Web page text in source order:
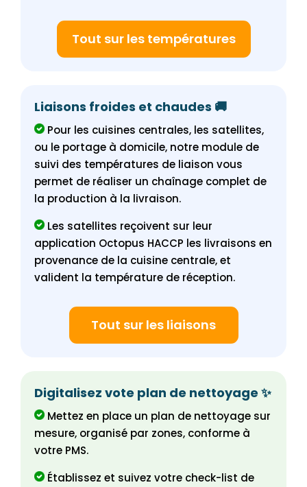
Tout sur les températures
Liaisons froides et chaudes 🚚
Pour les cuisines centrales, les satellites,
ou le portage à domicile, notre module de
suivi des températures de liaison vous
permet de réaliser un chaînage complet de
la production à la livraison.
Les satellites reçoivent sur leur
application Octopus HACCP les livraisons en
provenance de la cuisine centrale, et
valident la température de réception.
Tout sur les liaisons
Digitalisez vote plan de nettoyage ✨
Mettez en place un plan de nettoyage sur
mesure, organisé par zones, conforme à
votre PMS.
Établissez et suivez votre check-list de